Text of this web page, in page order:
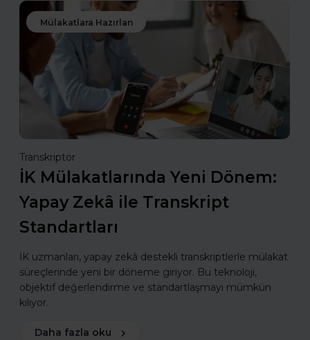
Mülakatlara Hazırlan
Transkriptor
İK Mülakatlarında Yeni Dönem:
Yapay Zekâ ile Transkript
Standartları
İK uzmanları, yapay zekâ destekli transkriptlerle mülakat
süreçlerinde yeni bir döneme giriyor. Bu teknoloji,
objektif değerlendirme ve standartlaşmayı mümkün
kılıyor.
Daha fazla oku